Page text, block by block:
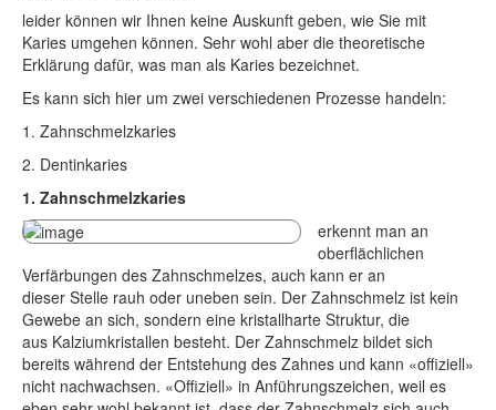
leider können wir Ihnen keine Auskunft geben, wie Sie mit
Karies umgehen können. Sehr wohl aber die theoretische
Erklärung dafür, was man als Karies bezeichnet.
Es kann sich hier um zwei verschiedenen Prozesse handeln:
1. Zahnschmelzkaries
2. Dentinkaries
1. Zahnschmelzkaries
erkennt man an
oberflächlichen
Verfärbungen des Zahnschmelzes, auch kann er an
dieser Stelle rauh oder uneben sein. Der Zahnschmelz ist kein
Gewebe an sich, sondern eine kristallharte Struktur, die
aus Kalziumkristallen besteht. Der Zahnschmelz bildet sich
bereits während der Entstehung des Zahnes und kann «offiziell»
nicht nachwachsen. «Offiziell» in Anführungszeichen, weil es